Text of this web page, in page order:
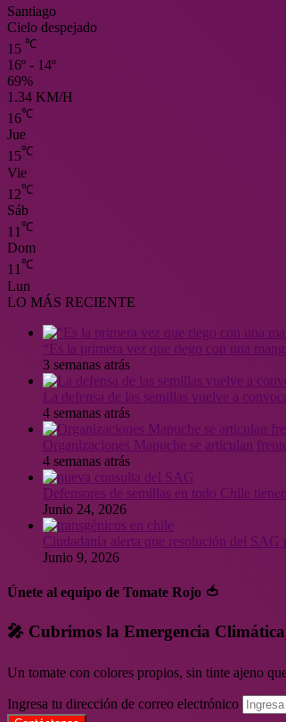
Santiago
Cielo despejado
15 ℃
16º - 14º
69%
1.34 KM/H
16℃
Jue
15℃
Vie
12℃
Sáb
11 ℃
Dom
11℃
Lun
LO MÁS RECIENTE
“Es la primera vez que riego con una
3 semanas atrás
La defensa de las semillas vuelve a
4 semanas atrás
Organizaciones Mapuche se articulan
4 semanas atrás
Defensores de semillas en todo Chile
Junio 24, 2026
Ciudadanía alerta que resolución del
Junio 9, 2026
Únete al equipo de Tomate Rojo 🍅
🎤 Cubrimos la Emergencia
Un tomate con colores propios, sin tinte ajeno
Ingresa tu dirección de correo electrónico